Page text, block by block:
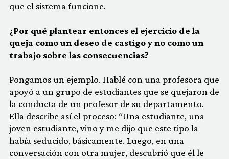
que el sistema funcione.
¿Por qué plantear entonces el ejercicio de la
queja como un deseo de castigo y no como un
trabajo sobre las consecuencias?
Pongamos un ejemplo. Hablé con una profesora que
apoyó a un grupo de estudiantes que se quejaron de
la conducta de un profesor de su departamento.
Ella describe así el proceso: “Una estudiante, una
joven estudiante, vino y me dijo que este tipo la
había seducido, básicamente. Luego, en una
conversación con otra mujer, descubrió que él le